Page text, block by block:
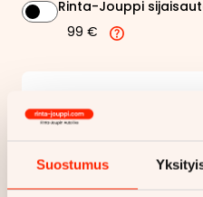
Suostumus
Rinta-Jouppi
99 €
Näytähintaerittely
Haluan myös